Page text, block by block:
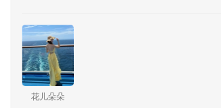
花儿朵朵